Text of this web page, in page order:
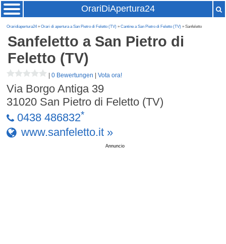
OrariDiApertura24
Oraridiapertura24»Orari di apertura a San Pietro di Feletto (TV) »Cantine a San Pietro di Feletto (TV) » Sanfeletto
Sanfeletto a San Pietro di
Feletto (TV)
|0 Bewertungen |Vota ora!
Via Borgo Antiga 39
31020 San Pietro di Feletto (TV)
0438 486832*
www.sanfeletto.it »
Annuncio